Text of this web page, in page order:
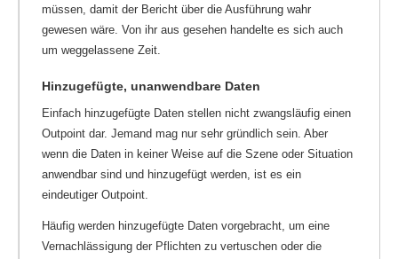
müssen, damit der Bericht über die Ausführung wahr
gewesen wäre. Von ihr aus gesehen handelte es sich auch
um weggelassene Zeit.
Hinzugefügte, unanwendbare Daten
Einfach hinzugefügte Daten stellen nicht zwangsläufig einen
Outpoint dar. Jemand mag nur sehr gründlich sein. Aber
wenn die Daten in keiner Weise auf die Szene oder Situation
anwendbar sind und hinzugefügt werden, ist es ein
eindeutiger Outpoint.
Häufig werden hinzugefügte Daten vorgebracht, um eine
Vernachlässigung der Pflichten zu vertuschen oder die